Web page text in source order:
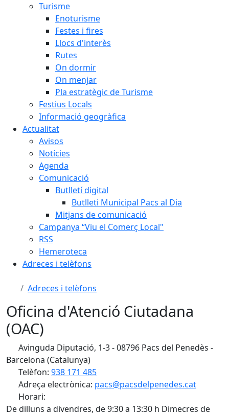
Turisme
Enoturisme
Festes i fires
Llocs d'interès
Rutes
On dormir
On menjar
Pla estratègic de Turisme
Festius Locals
Informació geogràfica
Actualitat
Avisos
Notícies
Agenda
Comunicació
Butlletí digital
Butlleti Municipal Pacs al Dia
Mitjans de comunicació
Campanya “Viu el Comerç Local"
RSS
Hemeroteca
Adreces i telèfons
Adreces i telèfons
Oficina d'Atenció Ciutadana
(OAC)
Avinguda Diputació, 1-3 - 08796 Pacs del Penedès -
Barcelona (Catalunya)
Telèfon: 938 171 485
Adreça electrònica: pacs@pacsdelpenedes.cat
Horari:
De dilluns a divendres, de 9:30 a 13:30 h Dimecres de